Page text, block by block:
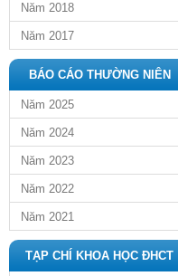
Năm 2018
Năm 2017
BÁO CÁO THƯỜNG NIÊN
Năm 2025
Năm 2024
Năm 2023
Năm 2022
Năm 2021
TẠP CHÍ KHOA HỌC ĐHCT